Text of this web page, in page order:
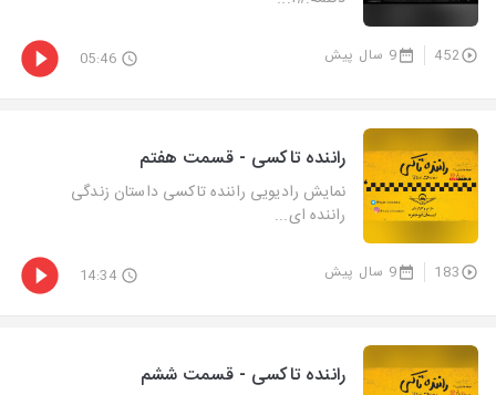
452 9 سال پیش 05:46
راننده تاکسی - قسمت هفتم
نمایش رادیویی راننده تاکسی داستان زندگی
راننده ای...
183 9 سال پیش 14:34
راننده تاکسی - قسمت ششم